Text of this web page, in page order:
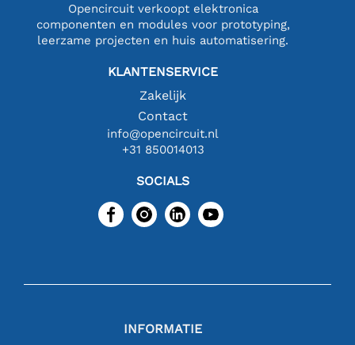
Opencircuit verkoopt elektronica
componenten en modules voor prototyping,
leerzame projecten en huis automatisering.
KLANTENSERVICE
Zakelijk
Contact
info@opencircuit.nl
+31 850014013
SOCIALS
INFORMATIE